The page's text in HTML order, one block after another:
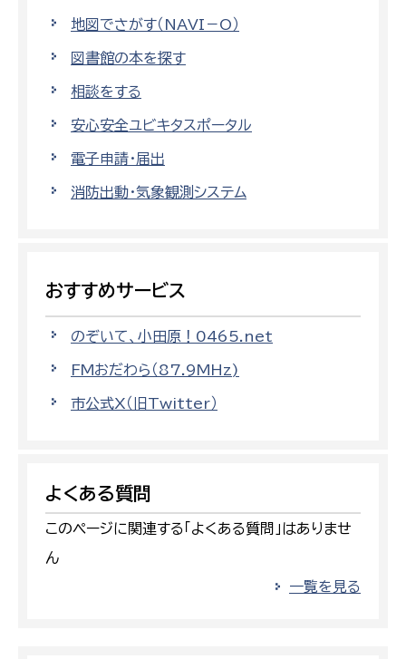
地図でさがす（NAVI－O）
図書館の本を探す
相談をする
安心安全ユビキタスポータル
電子申請・届出
消防出動・気象観測システム
おすすめサービス
のぞいて、小田原！0465.net
FMおだわら（87.9MHz)
市公式X（旧Twitter）
よくある質問
このページに関連する「よくある質問」はありませ
ん
一覧を見る